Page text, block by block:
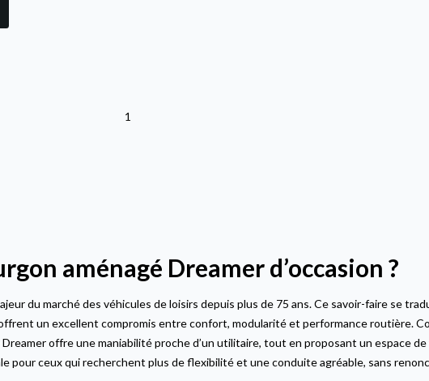
1
aménagé Dreamer d’occasion ?
du marché des véhicules de loisirs depuis plus de 75 ans. Ce savoir-faire se
un excellent compromis entre confort, modularité et performance routière.
offre une maniabilité proche d’un utilitaire, tout en proposant un espace
pour ceux qui recherchent plus de flexibilité et une conduite agréable, sans